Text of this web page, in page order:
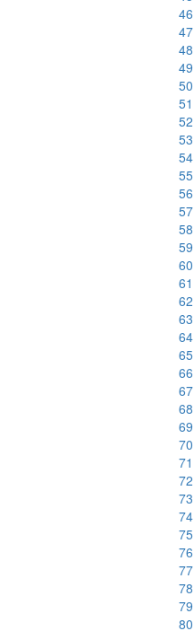
46
47
48
49
50
51
52
53
54
55
56
57
58
59
60
61
62
63
64
65
66
67
68
69
70
71
72
73
74
75
76
77
78
79
80